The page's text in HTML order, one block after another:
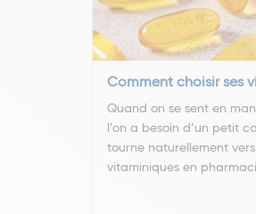
Comment choisir ses
Quand on se sent en
l’on a besoin d’un petit
tourne naturellement
vitaminiques en